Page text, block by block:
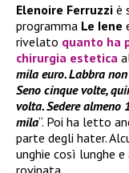
Elenoire Ferruzzi è
programma Le Iene
rivelato quanto ha
chirurgia estetica
mila euro. Labbra
Seno cinque volte,
volta. Sedere
mila“. Poi ha letto
parte degli hater.
unghie così lunghe e
rovinata.